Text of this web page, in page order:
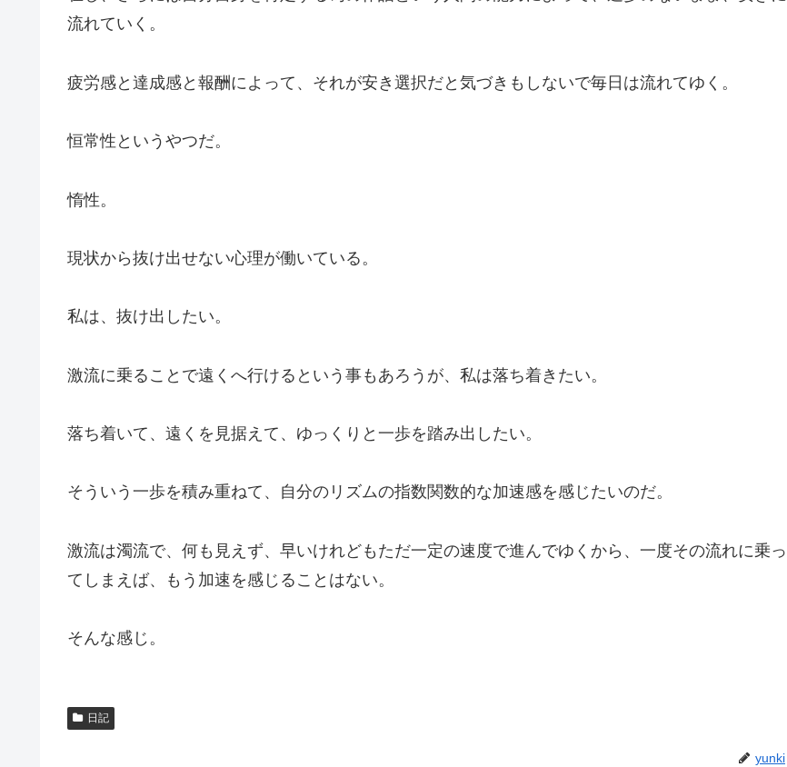
流れていく。
疲労感と達成感と報酬によって、それが安き選択だと気づきもしないで毎日は流れてゆく。
恒常性というやつだ。
惰性。
現状から抜け出せない心理が働いている。
私は、抜け出したい。
激流に乗ることで遠くへ行けるという事もあろうが、私は落ち着きたい。
落ち着いて、遠くを見据えて、ゆっくりと一歩を踏み出したい。
そういう一歩を積み重ねて、自分のリズムの指数関数的な加速感を感じたいのだ。
激流は濁流で、何も見えず、早いけれどもただ一定の速度で進んでゆくから、一度その流れに乗っ
てしまえば、もう加速を感じることはない。
そんな感じ。
日記
yunki